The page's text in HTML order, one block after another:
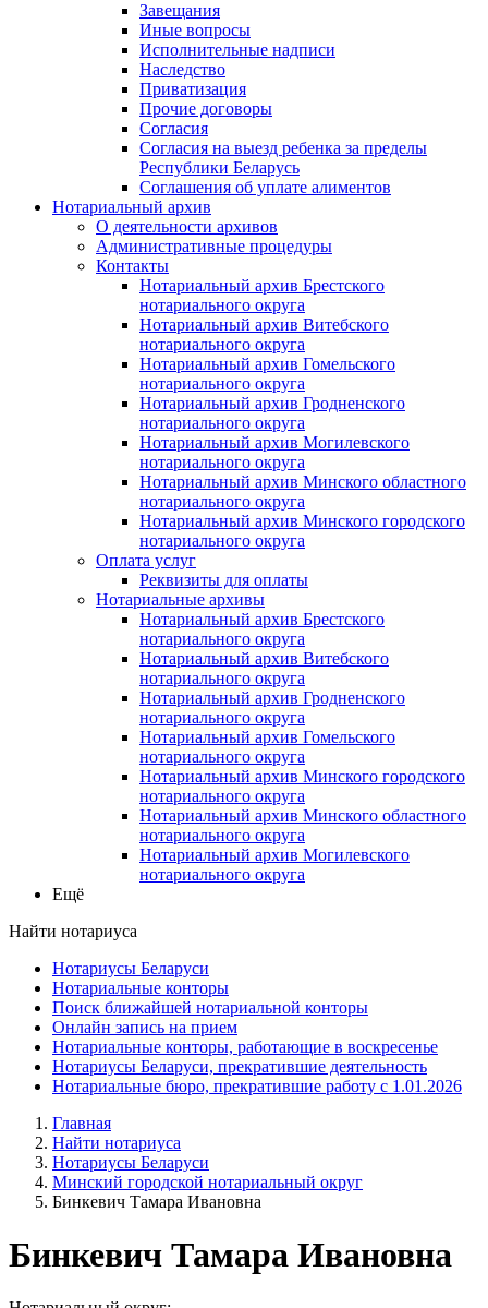
Завещания
Иные вопросы
Исполнительные надписи
Наследство
Приватизация
Прочие договоры
Согласия
Согласия на выезд ребенка за пределы
Республики Беларусь
Соглашения об уплате алиментов
Нотариальный архив
О деятельности архивов
Административные процедуры
Контакты
Нотариальный архив Брестского
нотариального округа
Нотариальный архив Витебского
нотариального округа
Нотариальный архив Гомельского
нотариального округа
Нотариальный архив Гродненского
нотариального округа
Нотариальный архив Могилевского
нотариального округа
Нотариальный архив Минского областного
нотариального округа
Нотариальный архив Минского городского
нотариального округа
Оплата услуг
Реквизиты для оплаты
Нотариальные архивы
Нотариальный архив Брестского
нотариального округа
Нотариальный архив Витебского
нотариального округа
Нотариальный архив Гродненского
нотариального округа
Нотариальный архив Гомельского
нотариального округа
Нотариальный архив Минского городского
нотариального округа
Нотариальный архив Минского областного
нотариального округа
Нотариальный архив Могилевского
нотариального округа
Ещё
Найти нотариуса
Нотариусы Беларуси
Нотариальные конторы
Поиск ближайшей нотариальной конторы
Онлайн запись на прием
Нотариальные конторы, работающие в воскресенье
Нотариусы Беларуси, прекратившие деятельность
Нотариальные бюро, прекратившие работу с 1.01.2026
Главная
Найти нотариуса
Нотариусы Беларуси
Минский городской нотариальный округ
Бинкевич Тамара Ивановна
Бинкевич Тамара Ивановна